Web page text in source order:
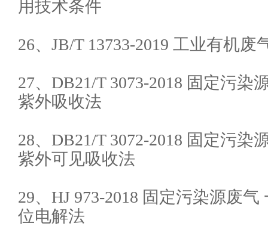
用技术条件
26、JB/T 13733-2019 工业有机
27、DB21/T 3073-2018 固定污染
紫外吸收法
28、DB21/T 3072-2018 固定污染
紫外可见吸收法
29、HJ 973-2018 固定污染源废
位电解法